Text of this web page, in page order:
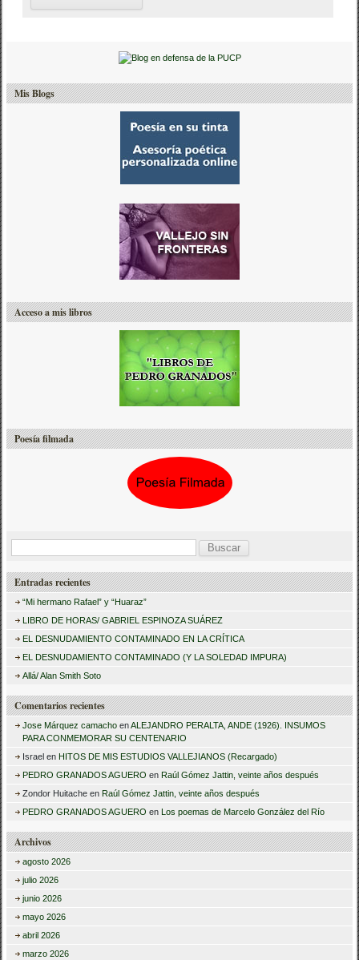
Mis Blogs
Acceso a mis libros
Poesía filmada
s
r
Entradas recientes
“Mi hermano Rafael” y “Huaraz”
LIBRO DE HORAS/ GABRIEL ESPINOZA SUÁREZ
EL DESNUDAMIENTO CONTAMINADO EN LA CRÍTICA
EL DESNUDAMIENTO CONTAMINADO (Y LA SOLEDAD IMPURA)
Allá/ Alan Smith Soto
Comentarios recientes
Jose Márquez camacho enALEJANDRO PERALTA, ANDE (1926). INSUMOS
PARA CONMEMORAR SU CENTENARIO
Israel en HITOS DE MIS ESTUDIOS VALLEJIANOS (Recargado)
PEDRO GRANADOS AGUERO en Raúl Gómez Jattin, veinte años después
Zondor Huitache en Raúl Gómez Jattin, veinte años después
PEDRO GRANADOS AGUERO en Los poemas de Marcelo González del Río
Archivos
agosto 2026
julio 2026
junio 2026
mayo 2026
abril 2026
marzo 2026